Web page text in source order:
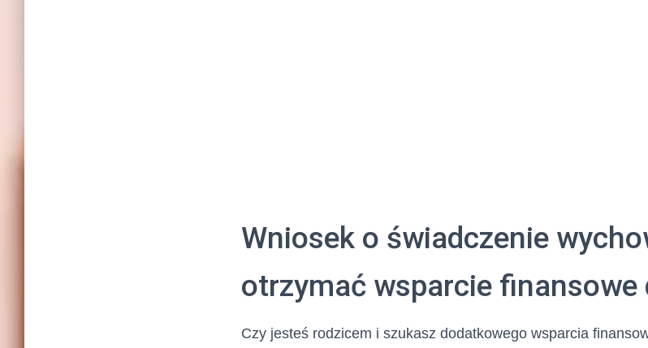
Wniosek o świadczenie
otrzymać wsparcie finansowe
Czy jesteś rodzicem i szukasz dodatkowego wsparcia